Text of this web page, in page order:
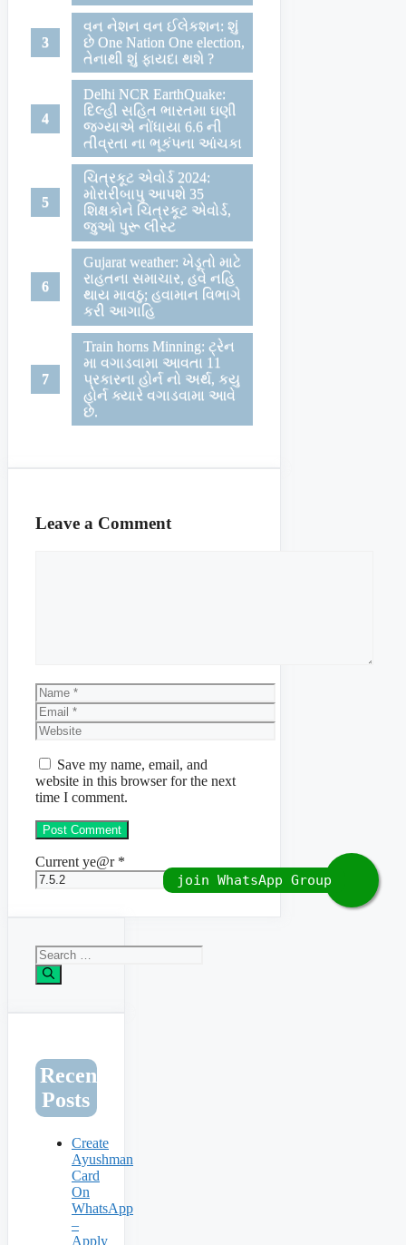
વન નેશન વન ઈલેકશન: શું
છે One Nation One election,
તેનાથી શું ફાયદા થશે ?
Delhi NCR EarthQuake:
દિલ્હી સહિત ભારતમા ઘણી
જગ્યાએ નોંધાયા 6.6 ની
તીવ્રતા ના ભૂકંપના આંચકા
ચિત્રકૂટ એવોર્ડ 2024:
મોરારીબાપુ આપશે 35
શિક્ષકોને ચિત્રકૂટ એવોર્ડ,
જુઓ પુરૂ લીસ્ટ
Gujarat weather: ખેડૂતો માટે
રાહતના સમાચાર, હવે નહિ
થાય માવઠુ; હવામાન વિભાગે
કરી આગાહિ
Train horns Minning: ટ્રેન
મા વગાડવામા આવતા 11
પ્રકારના હોર્ન નો અર્થ, કયુ
હોર્ન ક્યારે વગાડવામા આવે
છે.
Leave a Comment
Name
Email
Website
Save my name, email, and
website in this browser for the next
time I comment.
Current ye@r *
Search
for:
Recent
Posts
Create
Ayushman
Card
On
WhatsApp
–
Apply